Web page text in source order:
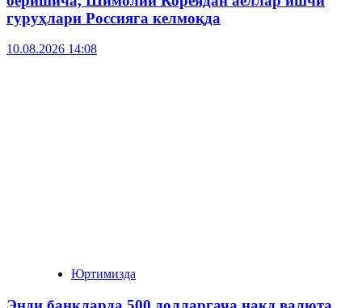
гуруҳлари Россияга келмоқда
10.08.2026 14:08
Юртимизда